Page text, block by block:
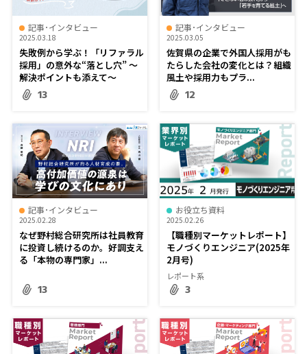
記事･インタビュー
2025.03.18
失敗例から学ぶ！「リファラル
採用」の意外な“落とし穴” ～
解決ポイントも添えて～
13
記事･インタビュー
2025.03.05
佐賀県の企業で外国人採用がも
たらした会社の変化とは？組織
風土や採用力もプラ...
12
記事･インタビュー
2025.02.28
なぜ野村総合研究所は社員教育
に投資し続けるのか。好調支え
る「本物の専門家」...
13
お役立ち資料
2025.02.26
【職種別マーケットレポート】
モノづくりエンジニア(2025年
2月号)
レポート系
3